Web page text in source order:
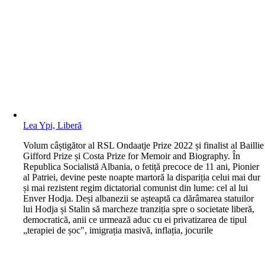
Lea Ypi, Liberă
Volum câștigător al RSL Ondaatje Prize 2022 și finalist al Baillie
Gifford Prize și Costa Prize for Memoir and Biography. În
Republica Socialistă Albania, o fetiță precoce de 11 ani, Pionier
al Patriei, devine peste noapte martoră la dispariția celui mai dur
și mai rezistent regim dictatorial comunist din lume: cel al lui
Enver Hodja. Deși albanezii se așteaptă ca dărâmarea statuilor
lui Hodja și Stalin să marcheze tranziția spre o societate liberă,
democratică, anii ce urmează aduc cu ei privatizarea de tipul
„terapiei de șoc", imigrația masivă, inflația, jocurile